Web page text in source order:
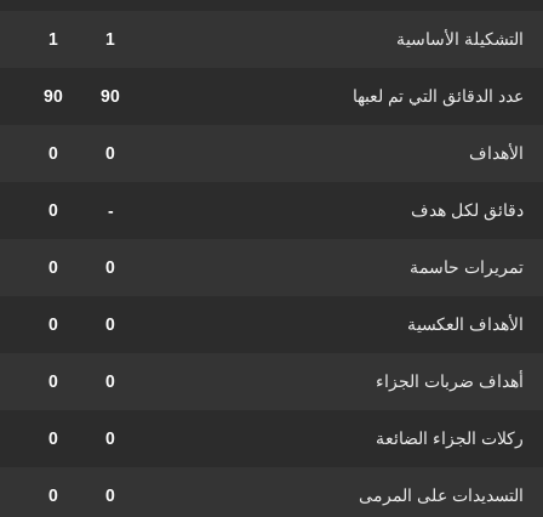
التشكيلة الأساسية 1
1
عدد الدقائق التي تم لعبها 90
90
الأهداف 0
0
دقائق لكل هدف -
0
تمريرات حاسمة 0
0
الأهداف العكسية 0
0
أهداف ضربات الجزاء 0
0
ركلات الجزاء الضائعة 0
0
التسديدات على المرمى 0
0